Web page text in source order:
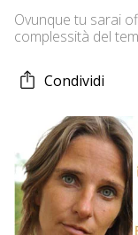
Ovunque tu sarai
complessità del
apparentemente
Condividi